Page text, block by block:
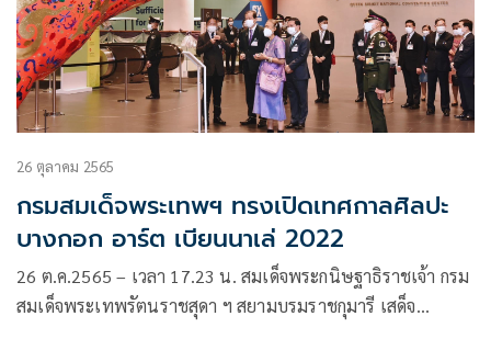
26 ตุลาคม 2565
กรมสมเด็จพระเทพฯ ทรงเปิดเทศกาลศิลปะ
บางกอก อาร์ต เบียนนาเล่ 2022
26 ต.ค.2565 – เวลา 17.23 น. สมเด็จพระกนิษฐาธิราชเจ้า กรม
สมเด็จพระเทพรัตนราชสุดา ฯ สยามบรมราชกุมารี เสด็จ